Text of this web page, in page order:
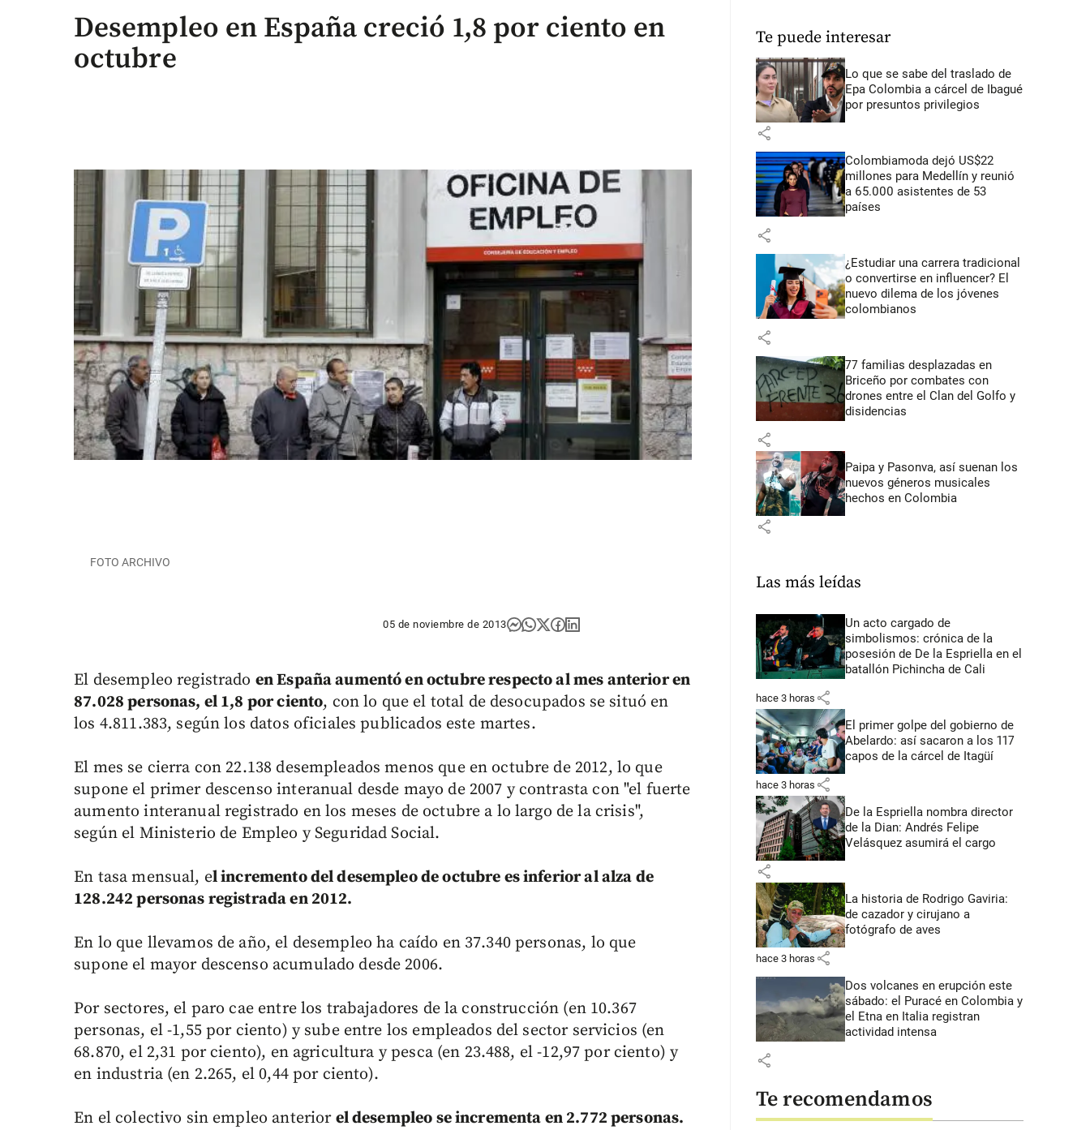
Desempleo en España creció 1,8 por ciento en
octubre
FOTO ARCHIVO
05 de noviembre de 2013
El desempleo registrado en España aumentó en octubre respecto al mes anterior en
87.028 personas, el 1,8 por ciento, con lo que el total de desocupados se situó en
los 4.811.383, según los datos oficiales publicados este martes.
El mes se cierra con 22.138 desempleados menos que en octubre de 2012, lo que
supone el primer descenso interanual desde mayo de 2007 y contrasta con "el fuerte
aumento interanual registrado en los meses de octubre a lo largo de la crisis",
según el Ministerio de Empleo y Seguridad Social.
En tasa mensual, el incremento del desempleo de octubre es inferior al alza de
128.242 personas registrada en 2012.
En lo que llevamos de año, el desempleo ha caído en 37.340 personas, lo que
supone el mayor descenso acumulado desde 2006.
Por sectores, el paro cae entre los trabajadores de la construcción (en 10.367
personas, el -1,55 por ciento) y sube entre los empleados del sector servicios (en
68.870, el 2,31 por ciento), en agricultura y pesca (en 23.488, el -12,97 por ciento) y
en industria (en 2.265, el 0,44 por ciento).
En el colectivo sin empleo anterior el desempleo se incrementa en 2.772 personas.
Te puede interesar
Lo que se sabe del traslado de
Epa Colombia a cárcel de Ibagué
por presuntos privilegios
share
Colombiamoda dejó US$22
millones para Medellín y reunió
a 65.000 asistentes de 53
países
share
¿Estudiar una carrera tradicional
o convertirse en influencer? El
nuevo dilema de los jóvenes
colombianos
share
77 familias desplazadas en
Briceño por combates con
drones entre el Clan del Golfo y
disidencias
share
Paipa y Pasonva, así suenan los
nuevos géneros musicales
hechos en Colombia
share
Las más leídas
Un acto cargado de
simbolismos: crónica de la
posesión de De la Espriella en el
batallón Pichincha de Cali
hace 3 horas share
El primer golpe del gobierno de
Abelardo: así sacaron a los 117
capos de la cárcel de Itagüí
hace 3 horas share
De la Espriella nombra director
de la Dian: Andrés Felipe
Velásquez asumirá el cargo
share
La historia de Rodrigo Gaviria:
de cazador y cirujano a
fotógrafo de aves
hace 3 horas share
Dos volcanes en erupción este
sábado: el Puracé en Colombia y
el Etna en Italia registran
actividad intensa
share
Te recomendamos